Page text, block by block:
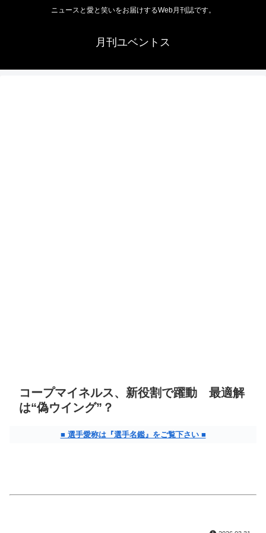
ニュースと愛と笑いをお届けするWeb月刊誌です。
月刊ユベントス
コープマイネルス、新役割で躍動 最適解
は“偽ウイング”？
■ 選手愛称は『選手名鑑』をご覧下さい ■